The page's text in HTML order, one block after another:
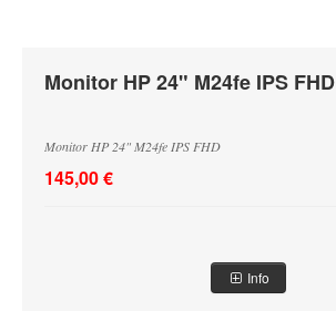
Monitor HP 24" M24fe IPS FHD
Monitor HP 24" M24fe IPS FHD
145,00 €
Info